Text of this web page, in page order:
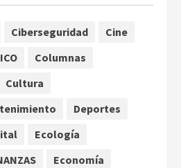
desafíos
agosto 8, 2026
México y Perú restablecen
cuatro años de
Declaran accidental la
muerte de Brandon Clarke
Ciberseguridad
Cine
Columnas
Cultura
Deportes
Ecología
Economía